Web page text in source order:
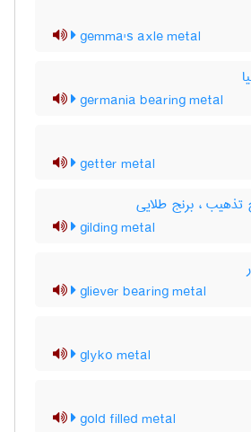
gemma's axle metal
germania bearing metal
getter metal
تذهیب ، برنج طلایی
gilding metal
gliever bearing metal
glyko metal
gold filled metal